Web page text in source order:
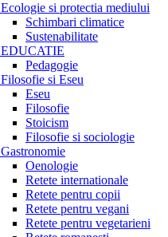
Ecologie si protectia mediului
Schimbari climatice
Sustenabilitate
EDUCATIE
Pedagogie
Filosofie si Eseu
Eseu
Filosofie
Stoicism
Filosofie si sociologie
Gastronomie
Oenologie
Retete internationale
Retete pentru copii
Retete pentru vegani
Retete pentru vegetarieni